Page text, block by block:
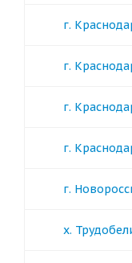
г.
г.
г.
г.
г.
х.